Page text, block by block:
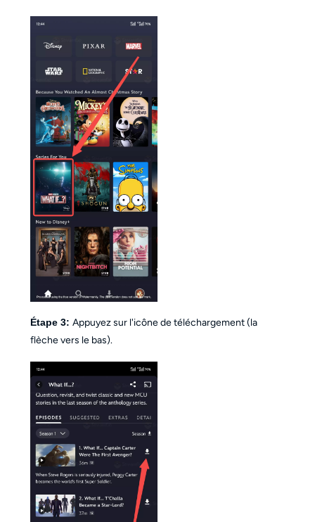
Étape 3: Appuyez sur l'icône de téléchargement (la
flèche vers le bas).